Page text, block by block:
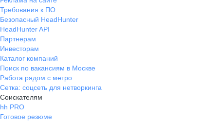
Требования к ПО
Безопасный HeadHunter
HeadHunter API
Партнерам
Инвесторам
Каталог компаний
Поиск по вакансиям в Москве
Работа рядом с метро
Сетка: соцсеть для нетворкинга
Соискателям
hh PRO
Готовое резюме